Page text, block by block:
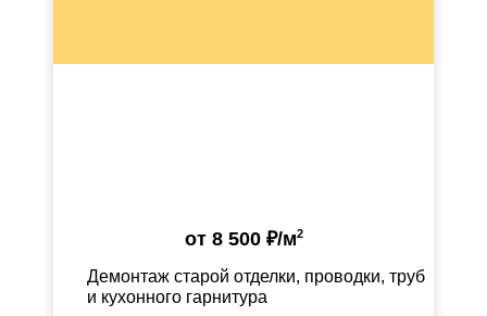
от8 500 ₽/м2
Демонтаж старой отделки, проводки, труб
и кухонного гарнитура